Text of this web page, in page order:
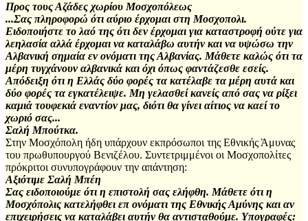
Προς τους Αζάδες χωρίου Μοσχοπόλεως
...Σας πληροφορώ ότι αύριο έρχομαι στη Μοσχοπολι.
Ειδοποιήστε το λαό της ότι δεν έρχομαι για καταστροφή ούτε για
λεηλασία αλλά έρχομαι να καταλάβω αυτήν και να υψώσω την
Αλβανική σημαία εν ονόματι της Αλβανίας. Μάθετε καλώς ότι τα
μέρη τυγχάνουν αλβανικά και όχι όπως φαντάζεσθε εσείς.
Απόδειξη ότι η Ελλάς δύο φορές τα κατέλαβε τα μέρη αυτά και
δύο φορές τα εγκατέλειψε. Μη γελασθεί κανείς από σας να ρίξει
καμιά τουφεκιά εναντίον μας, διότι θα γίνει αίτιος να καεί το
χωριό σας...
Σαλή Μπούτκα.
Στην Μοσχόπολη ήδη υπάρχουν εκπρόσωποι της Εθνικής Άμυνας
του πρωθυπουργού Βενιζέλου. Συντετριμμένοι οι Μοσχοπολίτες
πρόκριτοι συνυπογράφουν την απάντηση:
Αξιότιμε Σαλή Μπέη
Σας ειδοποιούμε ότι η επιστολή σας ελήφθη. Μάθετε ότι η
Μοσχόπολις κατελήφθει επ ονόματι της Εθνικής Αμύνης και αν
επιχειρήσεις να καταλάβει αυτήν θα αντισταθούμε. Υπογραφές: